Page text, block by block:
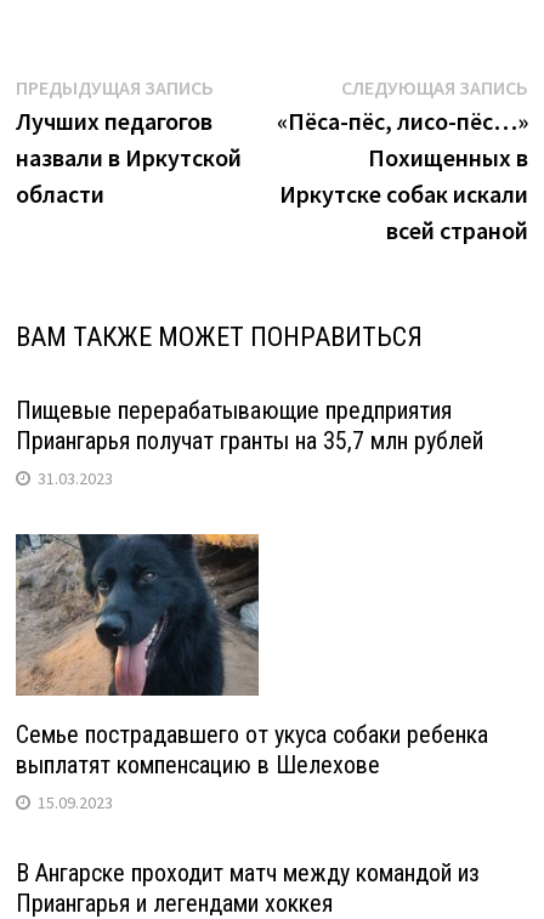
Навигация
по
записям
ПРЕДЫДУЩАЯ ЗАПИСЬПредыдущая
запись:
Лучших педагогов
назвали в Иркутской
области
СЛЕДУЮЩАЯ ЗАПИСЬ
«Пёса-пёс, лисо-пёс…»
Похищенных в
Иркутске собак искали
всей страной
ВАМ ТАКЖЕ МОЖЕТ ПОНРАВИТЬСЯ
Пищевые перерабатывающие предприятия
Приангарья получат гранты на 35,7 млн рублей
31.03.2023
Семье пострадавшего от укуса собаки ребенка
выплатят компенсацию в Шелехове
15.09.2023
В Ангарске проходит матч между командой из
Приангарья и легендами хоккея